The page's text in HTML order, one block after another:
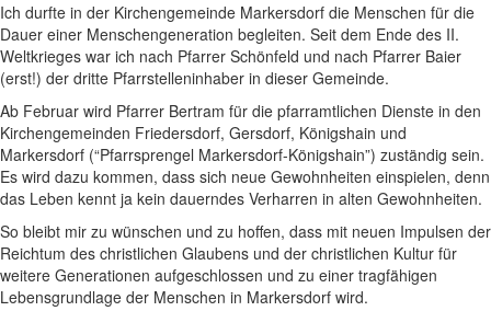
Ich durfte in der Kirchengemeinde Markersdorf die Menschen für die
Dauer einer Menschengeneration begleiten. Seit dem Ende des II.
Weltkrieges war ich nach Pfarrer Schönfeld und nach Pfarrer Baier
(erst!) der dritte Pfarrstelleninhaber in dieser Gemeinde.
Ab Februar wird Pfarrer Bertram für die pfarramtlichen Dienste in den
Kirchengemeinden Friedersdorf, Gersdorf, Königshain und
Markersdorf (“Pfarrsprengel Markersdorf-Königshain”) zuständig sein.
Es wird dazu kommen, dass sich neue Gewohnheiten einspielen, denn
das Leben kennt ja kein dauerndes Verharren in alten Gewohnheiten.
So bleibt mir zu wünschen und zu hoffen, dass mit neuen Impulsen der
Reichtum des christlichen Glaubens und der christlichen Kultur für
weitere Generationen aufgeschlossen und zu einer tragfähigen
Lebensgrundlage der Menschen in Markersdorf wird.